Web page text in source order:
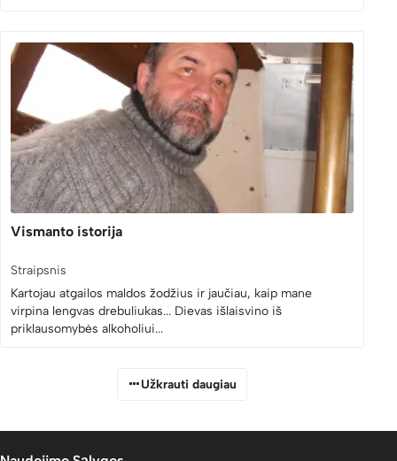
Vismanto istorija
Straipsnis
Kartojau atgailos maldos žodžius ir jaučiau, kaip mane
virpina lengvas drebuliukas... Dievas išlaisvino iš
priklausomybės alkoholiui...
Užkrauti daugiau